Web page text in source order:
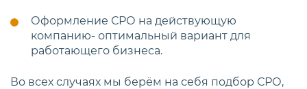
Оформление СРО на действующую
компанию- оптимальный вариант для
работающего бизнеса.
Во всех случаях мы берём на себя подбор СРО,